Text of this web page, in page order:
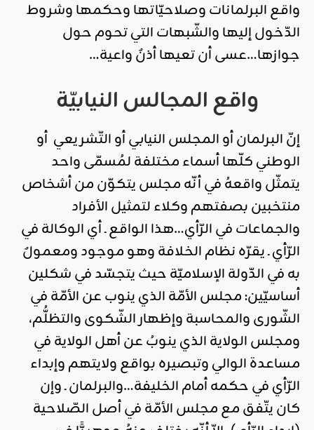
واقع البرلمانات وصلاحيّاتها وحكمها وشروط
الدّخول إليها والشّبهات التي تحوم حول
جوازها…عسى أن تعيها أذنٌ واعية…
واقع المجالس النيابيّة
إنّ البرلمان أو المجلس النيابي أو التّشريعي أو
الوطني كلّها أسماء مختلفة لمُسمّى واحد
يتمثّل واقعهُ في أنّه مجلس يتكوّن من أشخاص
منتخبين بصفتهم وكلاء لتمثيل الأفراد
والجماعات في الرّأي…هذا الواقع ـ أي الوكالة في
الرّأي ـ يقرّه نظام الخلافة وهو موجود ومعمولٌ
به في الدّولة الإسلاميّة حيث يتجسّد في شكلين
أساسيّين: مجلس الأمّة الذي ينوب عن الأمّة في
الشّورى والمحاسبة وإظهار الشّكوى والتظلُّم،
ومجلس الولاية الذي ينوبُ عن أهل الولاية في
مساعدة الوالي وتبصيره بواقع ولايتهم وإبداء
الرّأي في حكمه أمام الخليفة…والبرلمان ـ وإن
كان يتّفق مع مجلس الأمّة في أصل الصّلاحية